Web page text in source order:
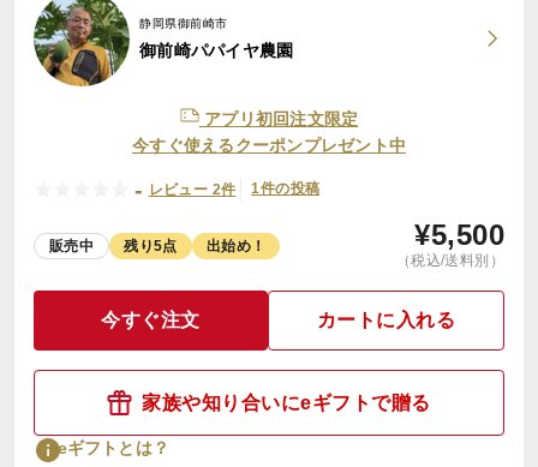
静岡県御前崎市
御前崎パパイヤ農園
アプリ初回注文限定
今すぐ使えるクーポンプレゼント中
- レビュー 2件 1件の投稿
販売中 残り5点 出始め！ ¥5,500
（税込/送料別）
今すぐ注文 カートに入れる
家族や知り合いにeギフトで贈る
eギフトとは？